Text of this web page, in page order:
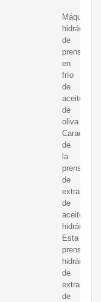
Máquina
hidráulica
de
prensado
en
frío
de
aceite
de
oliva
de
la
prensa
de
extracción
de
aceite
hidráulico.
Esta
prensa
hidráulica
de
extracción
de